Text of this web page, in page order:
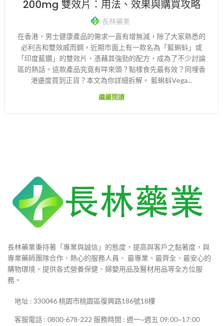
200mg 雙效片：用法、效果與購買攻略
長林藥業
在香港，男士健康產品的需求一直有增無減，除了大家熟悉的
必利吉和雙效威而鋼，近期市面上有一款名為「藍蝌蚪」或
「印度藍鑽」的雙效片，憑藉其強勁的配方，成為了不少討論
區的熱話。這款產品究竟有咩來頭？點樣食先最有效？同埋香
港邊度買到正貨？本文為你詳細拆解。 藍蝌蚪Vega...
繼續閱讀
長林藥業秉持著「專業與誠信」的態度，提高與客戶之黏著度，與
專業藥師團隊合作、熱心的服務人員、 最專業、最齊全、最安心的
購物環境，提供各式營養保健、婦嬰用品及醫材用品等全方位服
務。
地址 : 330046 桃園市桃園區復興路186號18樓
客服電話 : 0800-678-222 服務時間 : 週一~週五 09:00~17:00